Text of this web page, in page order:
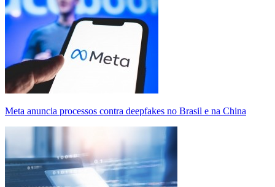
Meta anuncia processos contra deepfakes no Brasil e na China